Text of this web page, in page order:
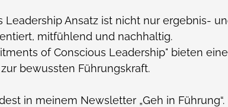
Leadership Ansatz ist nicht nur ergebnis-
mitfühlend und nachhaltig.
of Conscious Leadership" bieten
bewussten Führungskraft.
in meinem Newsletter „Geh in